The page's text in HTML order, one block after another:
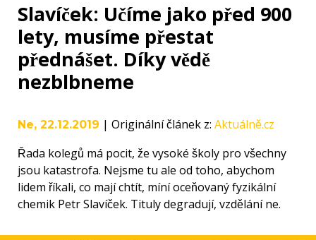
Slavíček: Učíme jako před 900
lety, musíme přestat
přednášet. Díky vědě
nezblbneme
Ne, 22.12.2019 | Originální článek z: Aktuálně.cz
Řada kolegů má pocit, že vysoké školy pro všechny
jsou katastrofa. Nejsme tu ale od toho, abychom
lidem říkali, co mají chtít, míní oceňovaný fyzikální
chemik Petr Slavíček. Tituly degradují, vzdělání ne.